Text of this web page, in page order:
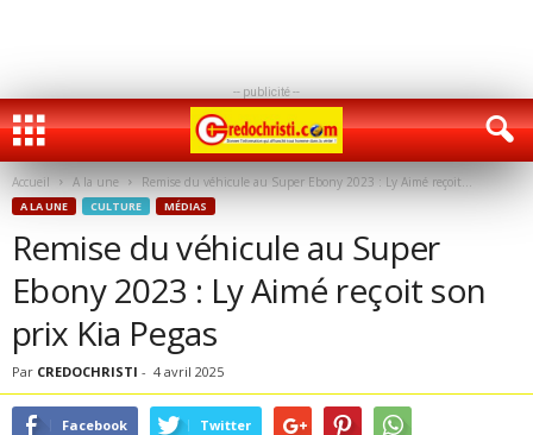
-- publicité --
Accueil A la une Remise du véhicule au Super Ebony 2023 : Ly Aimé reçoit...
A LA UNE CULTURE MÉDIAS
Remise du véhicule au Super
Ebony 2023 : Ly Aimé reçoit son
prix Kia Pegas
Par CREDOCHRISTI - 4 avril 2025
Facebook Twitter